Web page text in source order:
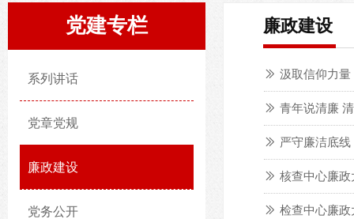
系列讲话
党章党规
廉政建设
党务公开
党建专栏 廉政建设
ꅀ 汲取信仰力
ꅀ 青年说清廉
ꅀ 严守廉洁底
ꅀ 核查中心廉
ꅀ 检查中心廉